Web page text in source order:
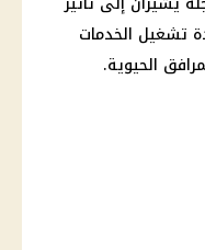
تشغيل الخدمات
الحيوية.